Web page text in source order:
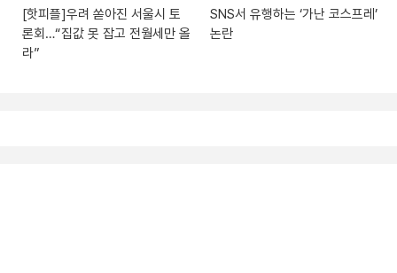
[핫피플]우려 쏟아진 서울시 토
론회…“집값 못 잡고 전월세만 올
라”
SNS서 유행하는 ‘가난 코스프레’
논란